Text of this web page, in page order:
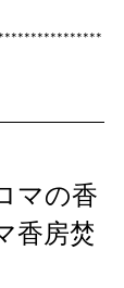
マの香
香房焚